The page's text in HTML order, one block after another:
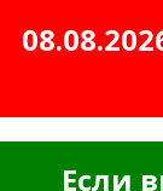
Если